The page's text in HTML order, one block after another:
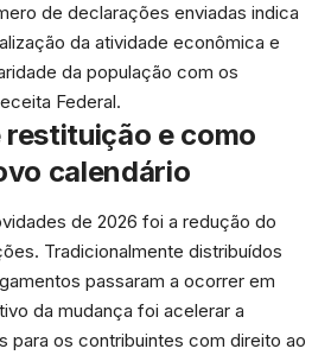
de declarações enviadas indica
da atividade econômica e
da população com os
Federal.
restituição e como
calendário
de 2026 foi a redução do
Tradicionalmente distribuídos
passaram a ocorrer em
da mudança foi acelerar a
para os contribuintes com direito ao